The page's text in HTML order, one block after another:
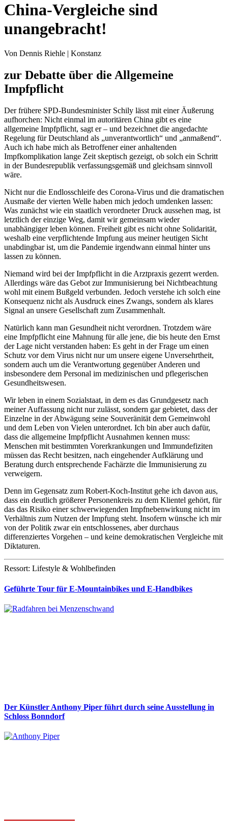
China-Vergleiche sind
unangebracht!
Von Dennis Riehle | Konstanz
zur Debatte über die Allgemeine
Impfpflicht
Der frühere SPD-Bundesminister Schily lässt mit einer Äußerung
aufhorchen: Nicht einmal im autoritären China gibt es eine
allgemeine Impfpflicht, sagt er – und bezeichnet die angedachte
Regelung für Deutschland als „unverantwortlich“ und „anmaßend“.
Auch ich habe mich als Betroffener einer anhaltenden
Impfkomplikation lange Zeit skeptisch gezeigt, ob solch ein Schritt
in der Bundesrepublik verfassungsgemäß und gleichsam sinnvoll
wäre.
Nicht nur die Endlosschleife des Corona-Virus und die dramatischen
Ausmaße der vierten Welle haben mich jedoch umdenken lassen:
Was zunächst wie ein staatlich verordneter Druck aussehen mag, ist
letztlich der einzige Weg, damit wir gemeinsam wieder
unabhängiger leben können. Freiheit gibt es nicht ohne Solidarität,
weshalb eine verpflichtende Impfung aus meiner heutigen Sicht
unabdingbar ist, um die Pandemie irgendwann einmal hinter uns
lassen zu können.
Niemand wird bei der Impfpflicht in die Arztpraxis gezerrt werden.
Allerdings wäre das Gebot zur Immunisierung bei Nichtbeachtung
wohl mit einem Bußgeld verbunden. Jedoch verstehe ich solch eine
Konsequenz nicht als Ausdruck eines Zwangs, sondern als klares
Signal an unsere Gesellschaft zum Zusammenhalt.
Natürlich kann man Gesundheit nicht verordnen. Trotzdem wäre
eine Impfpflicht eine Mahnung für alle jene, die bis heute den Ernst
der Lage nicht verstanden haben: Es geht in der Frage um einen
Schutz vor dem Virus nicht nur um unsere eigene Unversehrtheit,
sondern auch um die Verantwortung gegenüber Anderen und
insbesondere dem Personal im medizinischen und pflegerischen
Gesundheitswesen.
Wir leben in einem Sozialstaat, in dem es das Grundgesetz nach
meiner Auffassung nicht nur zulässt, sondern gar gebietet, dass der
Einzelne in der Abwägung seine Souveränität dem Gemeinwohl
und dem Leben von Vielen unterordnet. Ich bin aber auch dafür,
dass die allgemeine Impfpflicht Ausnahmen kennen muss:
Menschen mit bestimmten Vorerkrankungen und Immundefiziten
müssen das Recht besitzen, nach eingehender Aufklärung und
Beratung durch entsprechende Fachärzte die Immunisierung zu
verweigern.
Denn im Gegensatz zum Robert-Koch-Institut gehe ich davon aus,
dass ein deutlich größerer Personenkreis zu dem Klientel gehört, für
das das Risiko einer schwerwiegenden Impfnebenwirkung nicht im
Verhältnis zum Nutzen der Impfung steht. Insofern wünsche ich mir
von der Politik zwar ein entschlossenes, aber durchaus
differenziertes Vorgehen – und keine demokratischen Vergleiche mit
Diktaturen.
Ressort: Lifestyle & Wohlbefinden
Geführte Tour für E-Mountainbikes und E-Handbikes
Der Künstler Anthony Piper führt durch seine Ausstellung in
Schloss Bonndorf